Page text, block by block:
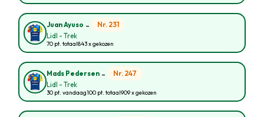
Juan Ayuso - Nr. 231
Lidl - Trek
70 pt. totaal843 x gekozen
Mads Pedersen - Nr. 247
Lidl - Trek
30 pt. vandaag100 pt. totaal909 x gekozen